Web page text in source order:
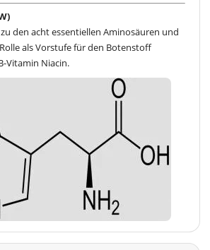
den acht essentiellen Aminosäuren und
als Vorstufe für den Botenstoff
Vitamin Niacin.